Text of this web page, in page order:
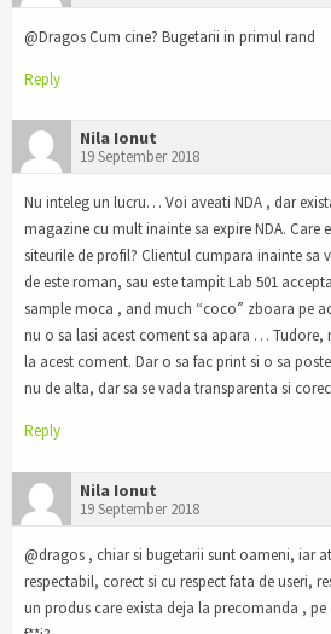
@Dragos Cum cine? Bugetarii in primul rand
Reply
Nila Ionut
19 September 2018
Nu inteleg un lucru… Voi aveati NDA , dar
magazine cu mult inainte sa expire NDA. Care
siteurile de profil? Clientul cumpara inainte sa
de este roman, sau este tampit Lab 501
sample moca , and much “coco” zboara pe
nu o sa lasi acest coment sa apara … Tudore,
la acest coment. Dar o sa fac print si o sa
nu de alta, dar sa se vada transparenta si
Reply
Nila Ionut
19 September 2018
@dragos , chiar si bugetarii sunt oameni, iar
respectabil, corect si cu respect fata de useri,
un produs care exista deja la precomanda ,